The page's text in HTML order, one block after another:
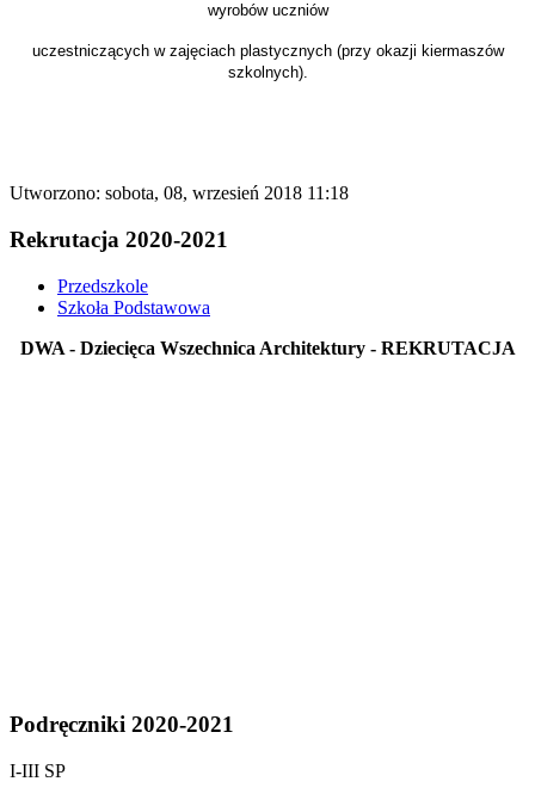
wyrobów uczniów
uczestniczących w zajęciach plastycznych (przy okazji kiermaszów
szkolnych).
Utworzono: sobota, 08, wrzesień 2018 11:18
Rekrutacja 2020-2021
Przedszkole
Szkoła Podstawowa
DWA - Dziecięca Wszechnica Architektury - REKRUTACJA
Podręczniki 2020-2021
I-III SP